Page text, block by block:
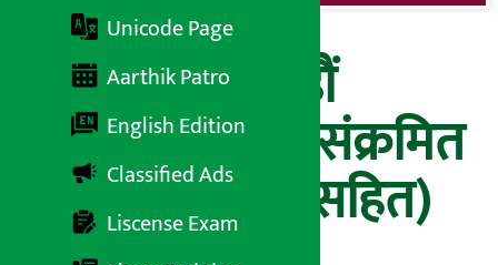
Unicode Page
Aarthik Patro
English Edition
Classified Ads
Liscense Exam
सोमबार काठमाडौं
उपत्यकामा कति संक्रमित
थपिए ? (विवरणसहित)